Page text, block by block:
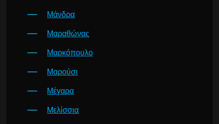
Μάνδρα
Μαραθώνας
Μαρκόπουλο
Μαρούσι
Μέγαρα
Μελίσσια